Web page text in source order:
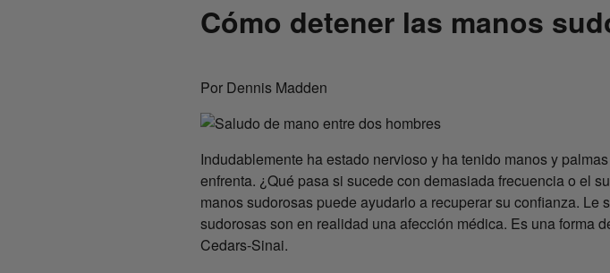
Cómo detener las manos
Por Dennis Madden
Indudablemente ha estado nervioso y ha tenido manos y
enfrenta. ¿Qué pasa si sucede con demasiada frecuencia o el
manos sudorosas puede ayudarlo a recuperar su confianza.
sudorosas son en realidad una afección médica. Es una forma
Cedars-Sinai.